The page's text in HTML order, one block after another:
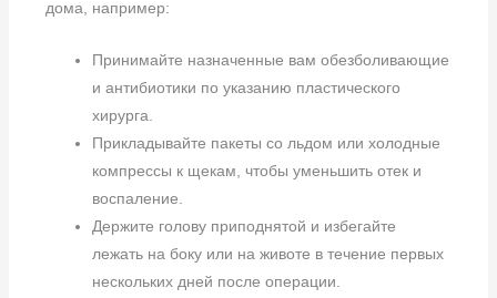
дома, например:
Принимайте назначенные вам обезболивающие
и антибиотики по указанию пластического
хирурга.
Прикладывайте пакеты со льдом или холодные
компрессы к щекам, чтобы уменьшить отек и
воспаление.
Держите голову приподнятой и избегайте
лежать на боку или на животе в течение первых
нескольких дней после операции.